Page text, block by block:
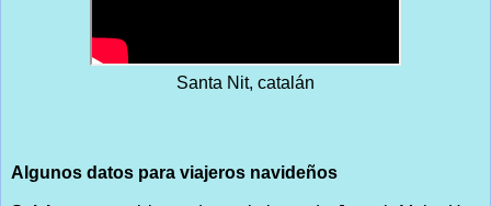
Santa Nit, catalán
Algunos datos para viajeros navideños